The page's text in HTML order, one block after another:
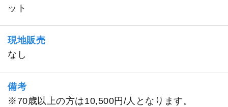
ット
現地販売
なし
備考
※70歳以上の方は10,500円/人となります。